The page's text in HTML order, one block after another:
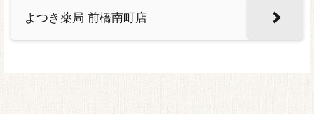
よつき薬局 前橋南町店